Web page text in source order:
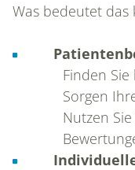
Was bedeutet das
Finden
Sorgen
Nutzen